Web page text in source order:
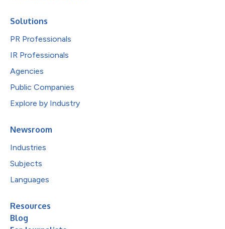
Solutions
PR Professionals
IR Professionals
Agencies
Public Companies
Explore by Industry
Newsroom
Industries
Subjects
Languages
Resources
Blog